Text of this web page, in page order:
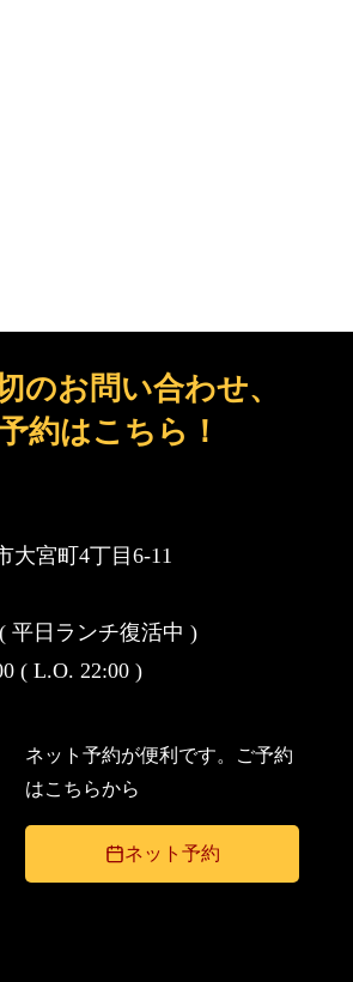
のお問い合わせ、
約はこちら！
大宮町4丁目6-11
平日ランチ復活中 )
( L.O. 22:00 )
ネット予約が便利です。ご予約
はこちらから
ネット予約